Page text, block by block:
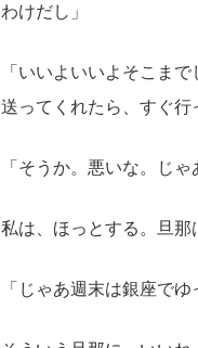
わけだし」
「いいよいいよそこま
送ってくれたら、すぐ行
「そうか。悪いな。じゃ
私は、ほっとする。旦那
「じゃあ週末は銀座で